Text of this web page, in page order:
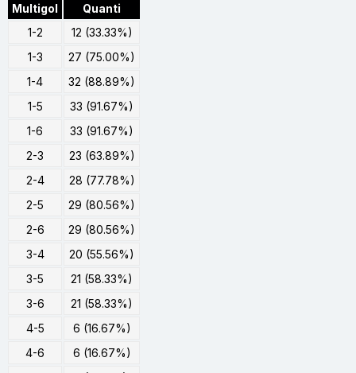
Multigol
Quanti
1-2
12 (33.33%)
1-3
27 (75.00%)
1-4
32 (88.89%)
1-5
33 (91.67%)
1-6
33 (91.67%)
2-3
23 (63.89%)
2-4
28 (77.78%)
2-5
29 (80.56%)
2-6
29 (80.56%)
3-4
20 (55.56%)
3-5
21 (58.33%)
3-6
21 (58.33%)
4-5
6 (16.67%)
4-6
6 (16.67%)